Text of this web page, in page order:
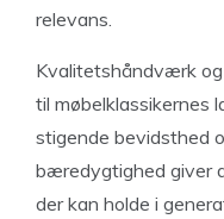
relevans.
Kvalitetshåndværk
til møbelklassikernes
stigende bevidsthed
bæredygtighed giver
der kan holde i